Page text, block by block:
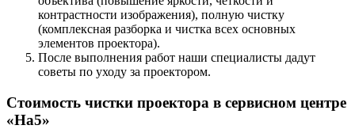
контрастности изображения), полную чистку
(комплексная разборка и чистка всех основных
элементов проектора).
После выполнения работ наши специалисты дадут
советы по уходу за проектором.
Стоимость чистки проектора в сервисном центре
«На5»